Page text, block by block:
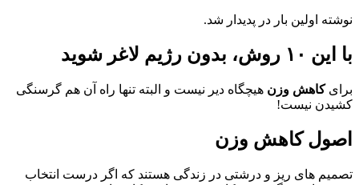
نوشته اولین بار در پدیدار شد.
با این ۱۰ روش، بدون رژیم لاغر شوید
برایکاهش وزن هیچگاه دیر نیست و البته تنها راه آن هم گرسنگی
کشیدن نیست!
اصول کاهش وزن
تصمیم ‌های ریز و درشتی در زندگی هستند که اگر درست انتخاب